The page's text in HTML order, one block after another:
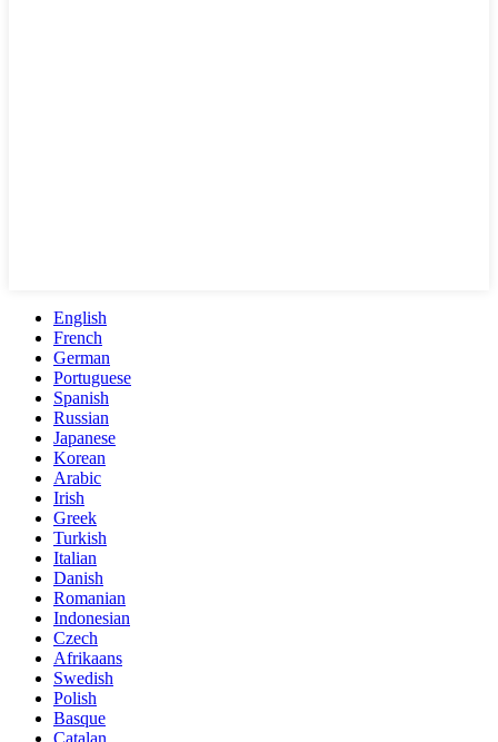
English
French
German
Portuguese
Spanish
Russian
Japanese
Korean
Arabic
Irish
Greek
Turkish
Italian
Danish
Romanian
Indonesian
Czech
Afrikaans
Swedish
Polish
Basque
Catalan